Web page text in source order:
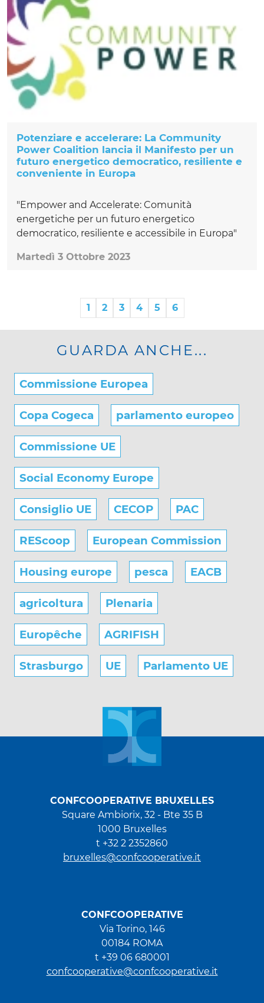
Potenziare e accelerare: La Community
Power Coalition lancia il Manifesto per un
futuro energetico democratico, resiliente e
conveniente in Europa
"Empower and Accelerate: Comunità
energetiche per un futuro energetico
democratico, resiliente e accessibile in Europa"
Martedì 3 Ottobre 2023
1 2 3 4 5 6
GUARDA ANCHE...
Commissione Europea
Copa Cogeca parlamento europeo
Commissione UE
Social Economy Europe
Consiglio UE CECOP PAC
REScoop European Commission
Housing europe pesca EACB
agricoltura Plenaria
Europêche AGRIFISH
Strasburgo UE Parlamento UE
CONFCOOPERATIVE BRUXELLES
Square Ambiorix, 32 - Bte 35 B
1000 Bruxelles
t +32 2 2352860
bruxelles@confcooperative.it
CONFCOOPERATIVE
Via Torino, 146
00184 ROMA
t +39 06 680001
confcooperative@confcooperative.it